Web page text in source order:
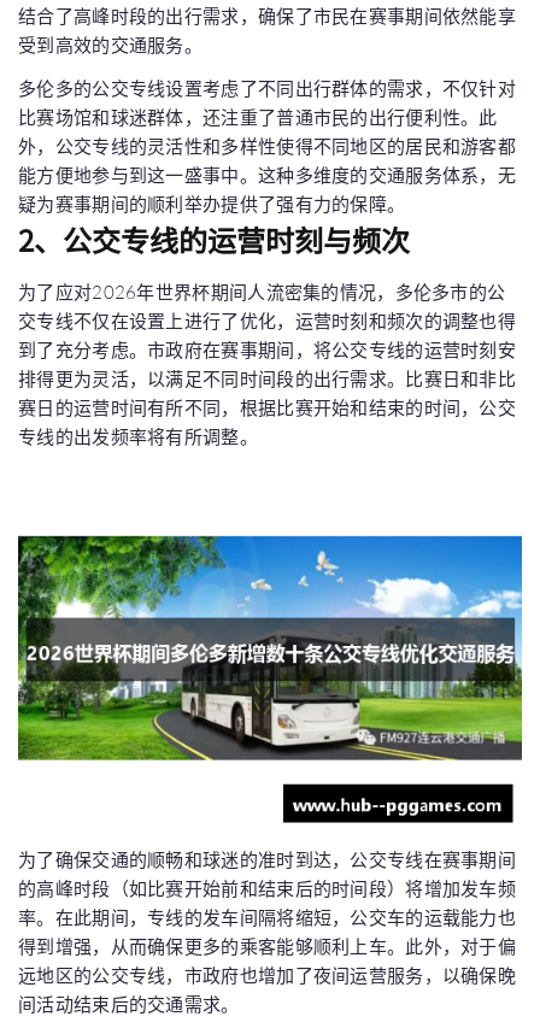
结合了高峰时段的出行需求，确保了市民在赛事期间依然能享
受到高效的交通服务。
多伦多的公交专线设置考虑了不同出行群体的需求，不仅针对
比赛场馆和球迷群体，还注重了普通市民的出行便利性。此
外，公交专线的灵活性和多样性使得不同地区的居民和游客都
能方便地参与到这一盛事中。这种多维度的交通服务体系，无
疑为赛事期间的顺利举办提供了强有力的保障。
2、公交专线的运营时刻与频次
为了应对2026年世界杯期间人流密集的情况，多伦多市的公
交专线不仅在设置上进行了优化，运营时刻和频次的调整也得
到了充分考虑。市政府在赛事期间，将公交专线的运营时刻安
排得更为灵活，以满足不同时间段的出行需求。比赛日和非比
赛日的运营时间有所不同，根据比赛开始和结束的时间，公交
专线的出发频率将有所调整。
为了确保交通的顺畅和球迷的准时到达，公交专线在赛事期间
的高峰时段（如比赛开始前和结束后的时间段）将增加发车频
率。在此期间，专线的发车间隔将缩短，公交车的运载能力也
得到增强，从而确保更多的乘客能够顺利上车。此外，对于偏
远地区的公交专线，市政府也增加了夜间运营服务，以确保晚
间活动结束后的交通需求。